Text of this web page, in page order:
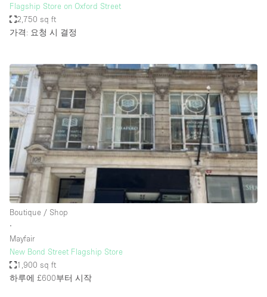
Electricity
Elevator
Furniture
Garden
Garment Rack
Ground Floor
Handicap Accessible
Haussmann Style
Heating
Industrial
Kitchen
Large Door Entrance
Flagship Store on Oxford Street
2,750 sq ft
가격: 요청 시 결정
Boutique / Shop
∙
Mayfair
New Bond Street Flagship Store
1,900 sq ft
하루에 £600부터 시작